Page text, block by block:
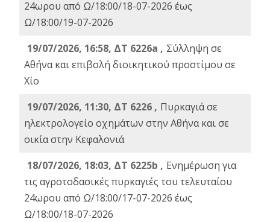
24ωρου από Ω/18:00/18-07-2026 έως
Ω/18:00/19-07-2026
19/07/2026, 16:58, ΔΤ 6226a , Σύλληψη σε
Αθήνα και επιβολή διοικητικού προστίμου σε
Χίο
19/07/2026, 11:30, ΔΤ 6226 , Πυρκαγιά σε
ηλεκτρολογείο οχημάτων στην Αθήνα και σε
οικία στην Κεφαλονιά
18/07/2026, 18:03, ΔΤ 6225b , Ενημέρωση για
τις αγροτοδασικές πυρκαγιές του τελευταίου
24ωρου από Ω/18:00/17-07-2026 έως
Ω/18:00/18-07-2026